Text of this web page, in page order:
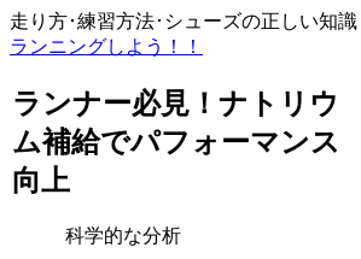
走り方･練習方法･シューズの正しい知識
ランニングしよう！！
ランナー必見！ナトリウ
ム補給でパフォーマンス
向上
科学的な分析